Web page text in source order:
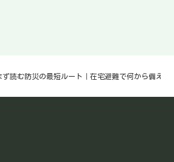
ず読む防災の最短ルート｜在宅避難で何から備える